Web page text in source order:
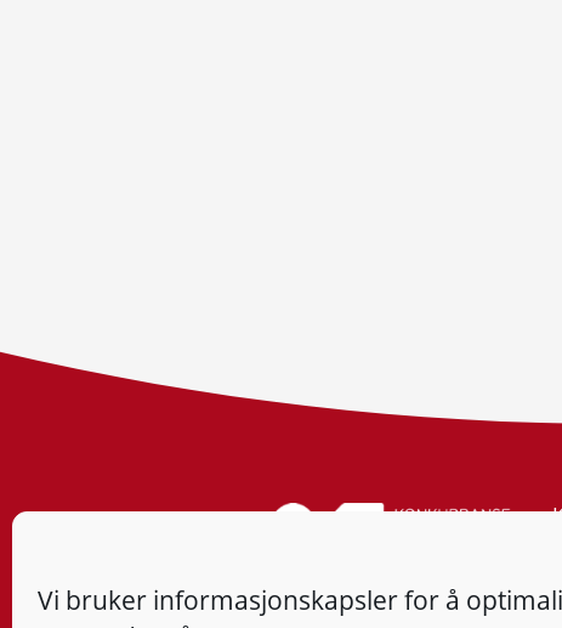
Vi bruker informasjonskapsler for å